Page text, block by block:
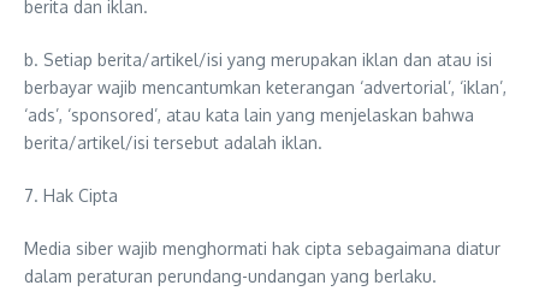
berita dan iklan.
b. Setiap berita/artikel/isi yang merupakan iklan dan atau isi
berbayar wajib mencantumkan keterangan ‘advertorial’, ‘iklan’,
‘ads’, ‘sponsored’, atau kata lain yang menjelaskan bahwa
berita/artikel/isi tersebut adalah iklan.
7. Hak Cipta
Media siber wajib menghormati hak cipta sebagaimana diatur
dalam peraturan perundang-undangan yang berlaku.